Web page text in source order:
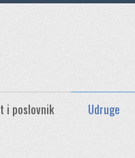
i poslovnik Udruge